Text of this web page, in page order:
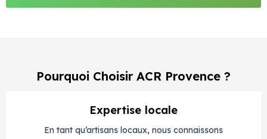
Pourquoi Choisir ACR Provence ?
Expertise locale
En tant qu’artisans locaux, nous connaissons